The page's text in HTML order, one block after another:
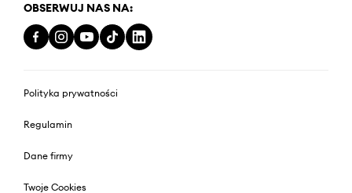
OBSERWUJ NAS NA:
Polityka prywatności
Regulamin
Dane firmy
Twoje Cookies